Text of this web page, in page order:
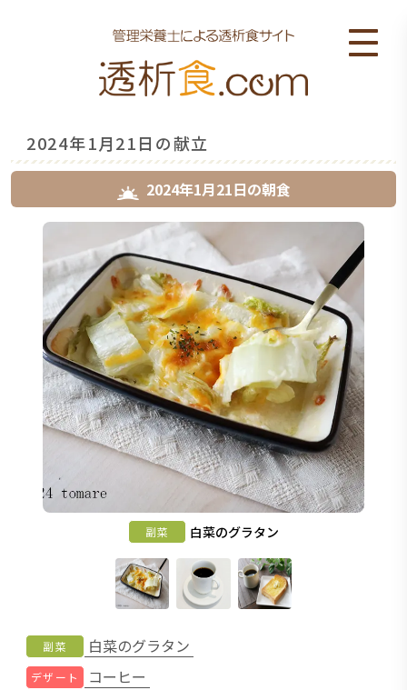
2024年1月21日の献立
2024年1月21日の朝食
副菜 白菜のグラタン
副菜 白菜のグラタン
デザート コーヒー